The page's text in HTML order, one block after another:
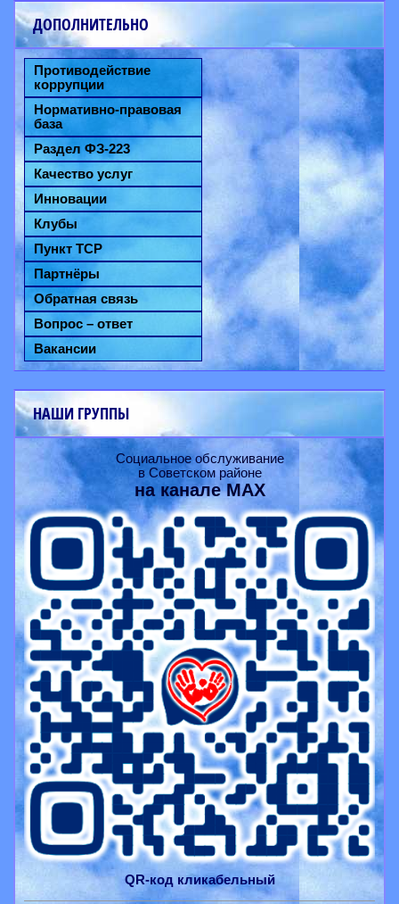
ДОПОЛНИТЕЛЬНО
Противодействие
коррупции
Нормативно-правовая
база
Раздел ФЗ-223
Качество услуг
Инновации
Клубы
Пункт ТСР
Партнёры
Обратная связь
Вопрос – ответ
Вакансии
НАШИ ГРУППЫ
Социальное обслуживание
в Советском районе
на каналеMAX
QR-код кликабельный